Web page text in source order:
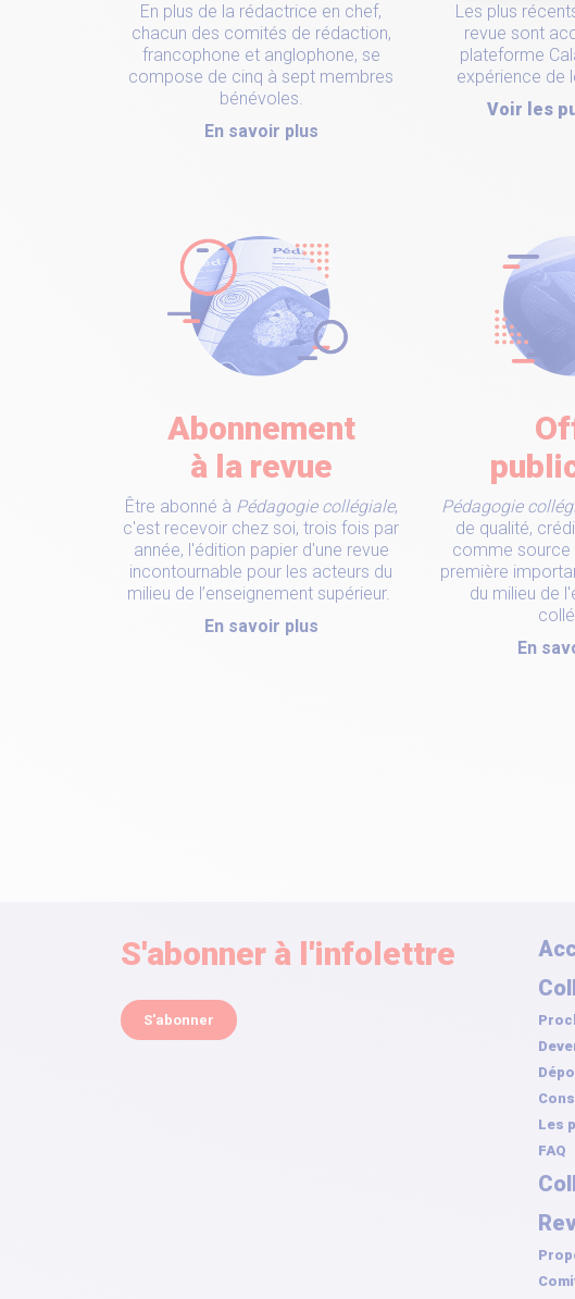
En plus de la rédactrice en chef,
chacun des comités de rédaction,
francophone et anglophone, se
compose de cinq à sept membres
bénévoles.
En savoir plus
Les plus
revue sont
plateforme
expérience de
Voir les
Abonnement
à la revue
Être abonné à Pédagogie collégiale,
c'est recevoir chez soi, trois fois par
année, l'édition papier d'une revue
incontournable pour les acteurs du
milieu de l’enseignement supérieur.
En savoir plus
Pédagogie
de qualité,
comme source
première
du milieu de
En
S'abonner à l'infolettre
S'abonner
Les
FAQ